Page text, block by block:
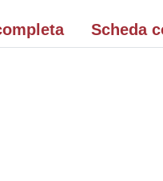
Scheda